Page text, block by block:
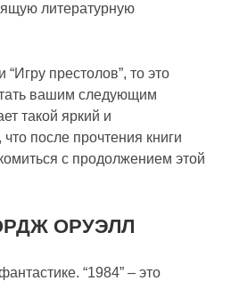
литературную
престолов”, то это
вашим следующим
такой яркий и
после прочтения книги
с продолжением этой
ОРУЭЛЛ
“1984” – это